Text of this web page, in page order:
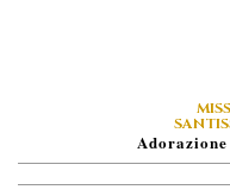
ADorazione